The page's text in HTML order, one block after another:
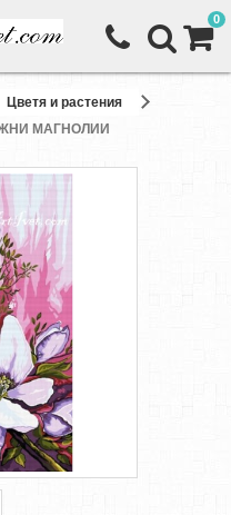
0
Цветя и растения
МАГНОЛИИ